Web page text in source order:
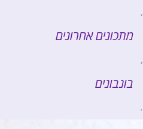
,
מתכונים אחרונים
,
בונבונים
.